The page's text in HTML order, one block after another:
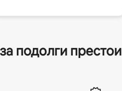
подолги престои